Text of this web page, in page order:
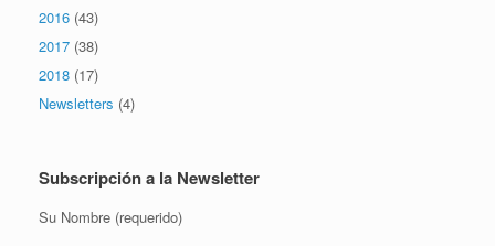
2016 (43)
2017 (38)
2018 (17)
Newsletters (4)
Subscripción a la Newsletter
Su Nombre (requerido)